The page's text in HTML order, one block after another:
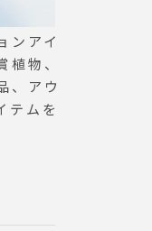
ンアイ
植物、
、アウ
テムを